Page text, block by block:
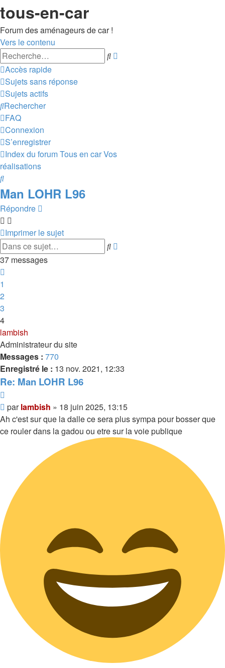
tous-en-car
Forum des aménageurs de car !
Vers le contenu
Rechercher
Accès rapide
Sujets sans réponse
Sujets actifs
Rechercher
FAQ
Connexion
S’enregistrer
Index du forumTous en carVos
réalisations
Rechercher
Man LOHR L96
Répondre
Imprimer le sujet
Rechercher
37 messages
1
2
3
4
lambish
Administrateur du site
Messages : 770
Enregistré le : 13 nov. 2021, 12:33
Re: Man LOHR L96
Message
parlambish » 18 juin 2025, 13:15
Ah c'est sur que la dalle ce sera plus sympa pour bosser que
ce rouler dans la gadou ou etre sur la voie publique